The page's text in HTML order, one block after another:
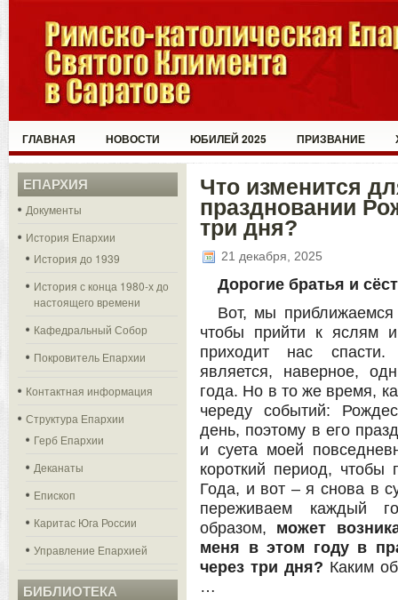
ГЛАВНАЯ НОВОСТИ ЮБИЛЕЙ 2025 ПРИЗВАНИЕ
ЕПАРХИЯ
Документы
История Епархии
История до 1939
История с конца 1980-х до
настоящего времени
Кафедральный Собор
Покровитель Епархии
Контактная информация
Структура Епархии
Герб Епархии
Деканаты
Епископ
Каритас Юга России
Управление Епархией
БИБЛИОТЕКА
Что изменится
праздновании
три дня?
21 декабря, 2025
Дорогие братья и
Вот, мы приближаемся
чтобы прийти к яслям
приходит нас спасти.
является, наверное,
года. Но в то же время,
череду событий:
день, поэтому в его
и суета моей
короткий период, чтобы
Года, и вот – я снова в
переживаем каждый
образом, может
меня в этом году в
через три дня? Каким
…